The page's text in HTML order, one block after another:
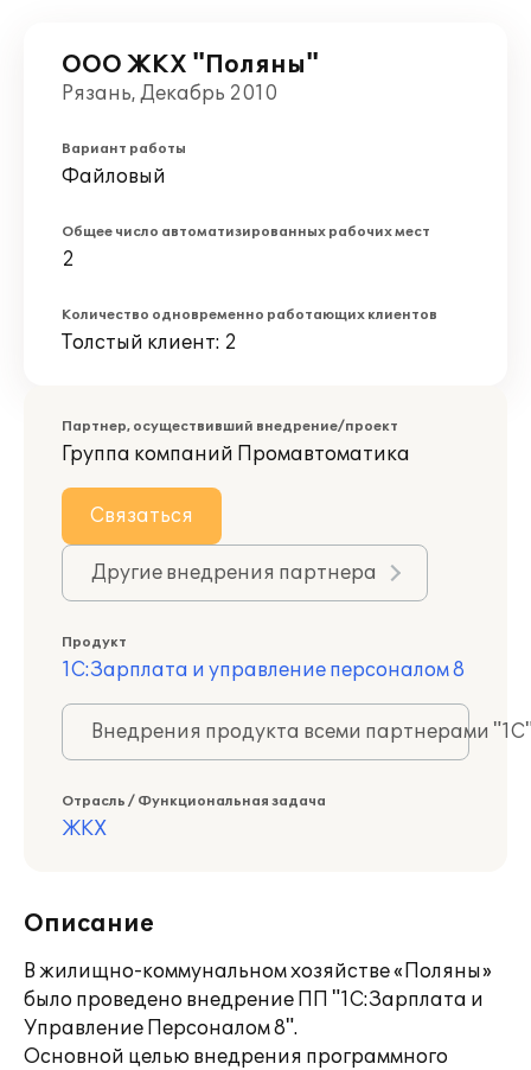
ООО ЖКХ "Поляны"
Рязань, Декабрь 2010
Вариант работы
Файловый
Общее число автоматизированных рабочих мест
2
Количество одновременно работающих клиентов
Толстый клиент: 2
Партнер, осуществивший внедрение/проект
Группа компаний Промавтоматика
Связаться
Другие внедрения партнера
Продукт
1С:Зарплата и управление персоналом 8
Внедрения продукта всеми партнерами
Отрасль / Функциональная задача
ЖКХ
Описание
В жилищно-коммунальном хозяйстве «Поляны»
было проведено внедрение ПП "1С:Зарплата и
Управление Персоналом 8".
Основной целью внедрения программного